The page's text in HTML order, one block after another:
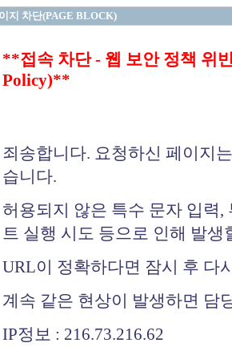
지 차단(PAGE BLOCK)
**접속 차단 - 웹 보안 정책 위
Policy)**
죄송합니다. 요청하신 페이지
습니다.
허용되지 않은 특수 문자 입력
트 실행 시도 등으로 인해 발생
URL이 정확하다면 잠시 후 다
계속 같은 현상이 발생하면 담
IP정보 : 216.73.216.62